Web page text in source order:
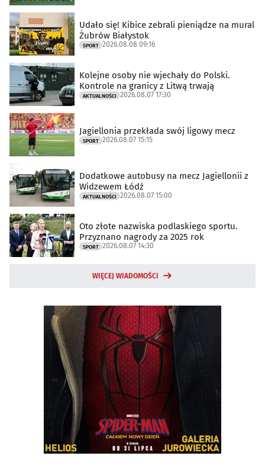
Udało się! Kibice zebrali pieniądze na mural
Żubrów Białystok
SPORT 2026.08.08 09:16
Kolejne osoby nie wjechały do Polski.
Kontrole na granicy z Litwą trwają
AKTUALNOŚCI 2026.08.07 17:30
Jagiellonia przekłada swój ligowy mecz
SPORT 2026.08.07 15:15
Dodatkowe autobusy na mecz Jagiellonii z
Widzewem Łódź
AKTUALNOŚCI 2026.08.07 15:00
Oto złote nazwiska podlaskiego sportu.
Przyznano nagrody za 2025 rok
SPORT 2026.08.07 14:30
WIĘCEJ WIADOMOŚCI